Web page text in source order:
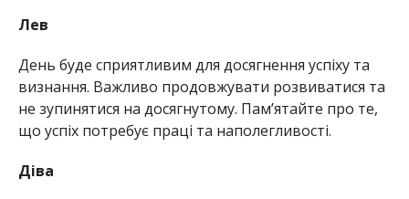
Лев
День буде сприятливим для досягнення успіху та
визнання. Важливо продовжувати розвиватися та
не зупинятися на досягнутому. Пам’ятайте про те,
що успіх потребує праці та наполегливості.
Діва